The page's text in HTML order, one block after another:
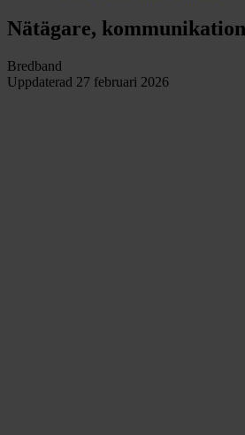
Nätägare,
Bredband
Uppdaterad 27 februari 2026